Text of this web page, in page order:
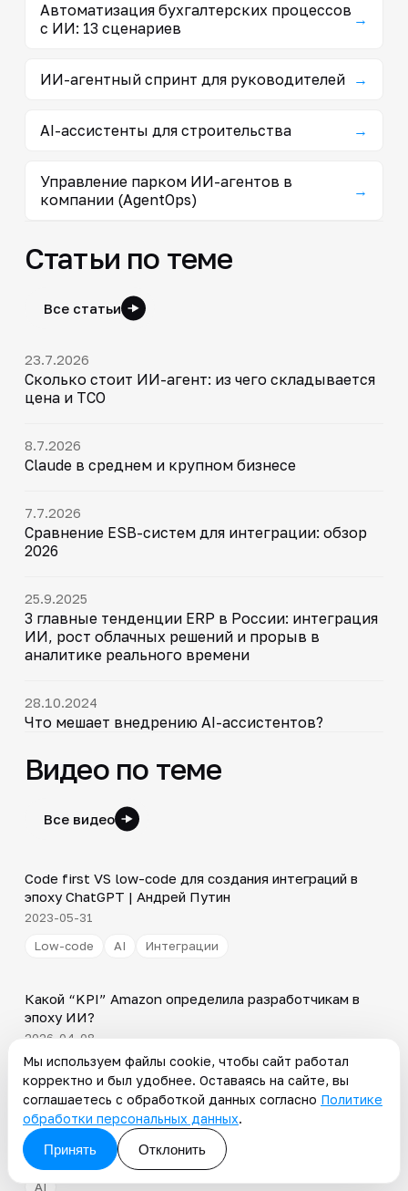
Автоматизация бухгалтерских процессов
с ИИ: 13 сценариев
→
ИИ-агентный спринт для руководителей →
AI-ассистенты для строительства →
Управление парком ИИ-агентов в
компании (AgentOps)
→
Статьи по теме
Все статьи
23.7.2026
Сколько стоит ИИ-агент: из чего складывается
цена и TCO
8.7.2026
Claude в среднем и крупном бизнесе
7.7.2026
Сравнение ESB-систем для интеграции: обзор
2026
25.9.2025
3 главные тенденции ERP в России: интеграция
ИИ, рост облачных решений и прорыв в
аналитике реального времени
28.10.2024
Что мешает внедрению AI-ассистентов?
Видео по теме
Все видео
▶
Code first VS low-code для создания интеграций в
эпоху ChatGPT | Андрей Путин
2023-05-31
Low-code
AI Интеграции
▶
Какой “KPI” Amazon определила разработчикам в
эпоху ИИ?
2026-04-08
AI
Команды и найм Управление
▶
Shorts
Не успеваешь за ИИ? Развивай коммуникацию и
ответственность
2026-04-02
AI
Мы используем файлы cookie, чтобы сайт работал
корректно и был удобнее. Оставаясь на сайте, вы
соглашаетесь с обработкой данных согласно Политике
обработки персональных данных.
Принять
Отклонить